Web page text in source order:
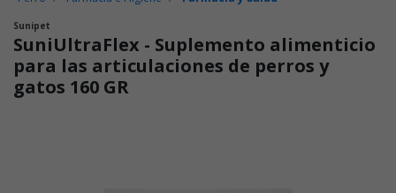
Sunipet
SuniUltraFlex - Suplemento alimenticio
para las articulaciones de perros y
gatos 160 GR